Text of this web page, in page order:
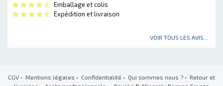
Emballage et colis
Expédition et livraison
VOIR TOUS LES AVIS...
CGV • Mentions légales • Confidentialité • Qui sommes nous ? • Retour et